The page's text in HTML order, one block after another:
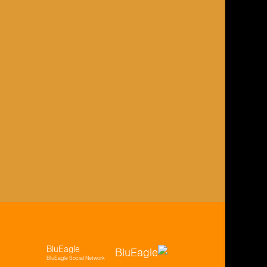
BluEagle
BluEagle Social Network